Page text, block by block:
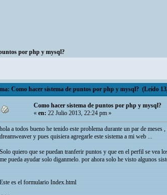
por php y mysql?
Como hacer sistema de puntos por php y mysql? (Leído
Como hacer sistema de puntos por php y mysql?
«en:22 Julio 2013, 22:24 pm »
hola a todos bueno he tenido este problema durante un par de
dreamweaver y pues quisiera agregarle este sistema a mi web ...
Solo quiero que se puedan tranferir puntos y que en el perfil se vea
me pueda ayudar solo diganmelo. por ahora solo he visto algunos
Este es el formulario Index.html